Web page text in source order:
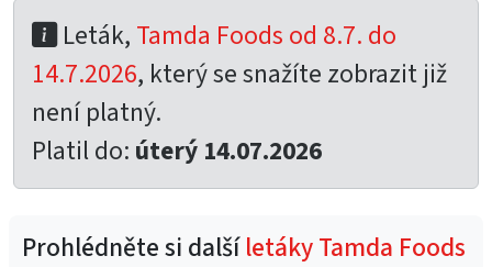
Leták, Tamda Foods od 8.7. do
14.7.2026, který se snažíte zobrazit již
není platný.
Platil do: úterý 14.07.2026
Prohlédněte si dalšíletáky Tamda Foods